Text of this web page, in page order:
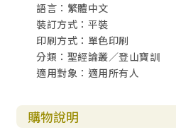
語言：繁體中文
裝訂方式：平裝
印刷方式：單色印刷
分類：聖經論叢／登山寶訓
適用對象：適用所有人
購物說明